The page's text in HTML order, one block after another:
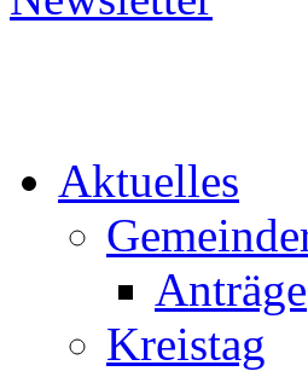
Aktuelles
Anträge
Kreistag